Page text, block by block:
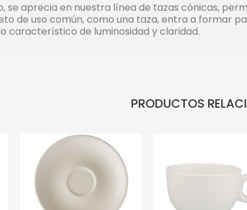
se aprecia en nuestra línea de tazas cónicas,
de uso común, como una taza, entra a formar
característico de luminosidad y claridad.
PRODUCTOS